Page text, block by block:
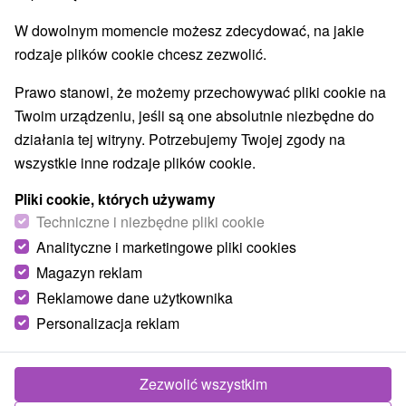
W dowolnym momencie możesz zdecydować, na jakie
rodzaje plików cookie chcesz zezwolić.
Prawo stanowi, że możemy przechowywać pliki cookie na
Twoim urządzeniu, jeśli są one absolutnie niezbędne do
działania tej witryny. Potrzebujemy Twojej zgody na
wszystkie inne rodzaje plików cookie.
Pliki cookie, których używamy
Techniczne i niezbędne pliki cookie
Analityczne i marketingowe pliki cookies
Magazyn reklam
Reklamowe dane użytkownika
Personalizacja reklam
Zezwolić wszystkim